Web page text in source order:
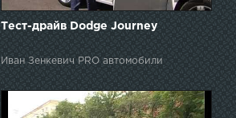
Тест-драйв Dodge Journey
Иван Зенкевич PRO автомобили